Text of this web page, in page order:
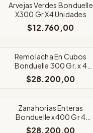
Arvejas Verdes Bonduelle
X300 Gr X4 Unidades
$12.760,00
Remolacha En Cubos
Bonduelle 300 Gr. x 4
Unidades Origen Francia
$28.200,00
Zanahorias Enteras
Bonduelle x400 Gr 4
Unidades Origen Francia
$28.200,00